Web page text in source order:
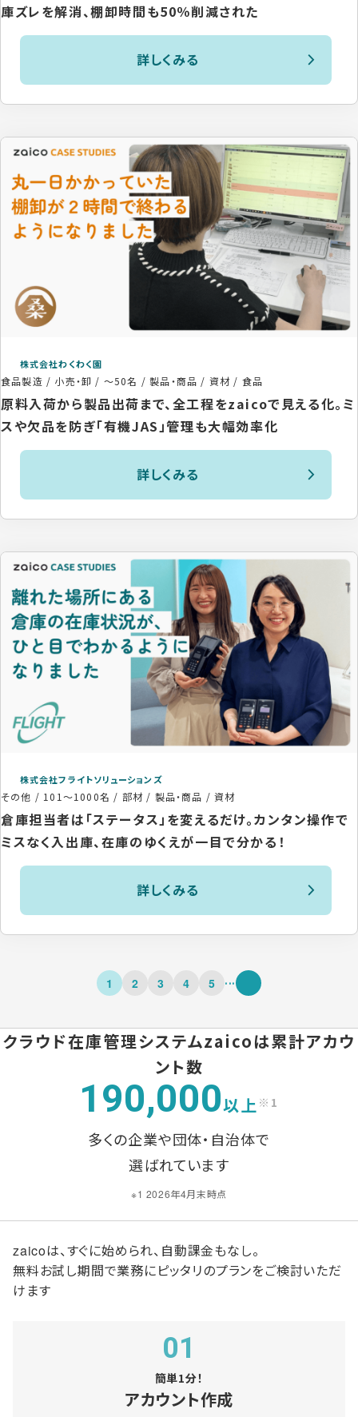
庫ズレを解消、棚卸時間も50％削減された
詳しくみる
株式会社わくわく園
食品製造 / 小売・卸/ ～50名 /製品・商品 / 資材 / 食品
原料入荷から製品出荷まで、全工程をzaicoで見える化。ミ
スや欠品を防ぎ「有機JAS」管理も大幅効率化
詳しくみる
株式会社フライトソリューションズ
その他 / 101〜1000名 / 部材 / 製品・商品 / 資材
倉庫担当者は「ステータス」を変えるだけ。カンタン操作で
ミスなく入出庫、在庫のゆくえが一目で分かる！
詳しくみる
1 2 3 4 5 ...
クラウド在庫管理システムzaicoは累計アカウ
ント数
190,000以上 ※1
多くの企業や団体・自治体で
選ばれています
※1 2026年4月末時点
zaicoは、すぐに始められ、自動課金もなし。
無料お試し期間で業務にピッタリのプランをご検討いただ
けます
01
簡単1分！
アカウント作成